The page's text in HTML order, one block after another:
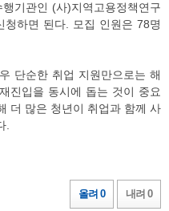
기관인 (사)지역고용정책연구
하면 된다. 모집 인원은 78명
단순한 취업 지원만으로는 해
진입을 동시에 돕는 것이 중요
더 많은 청년이 취업과 함께 사
.
올려 0 내려 0